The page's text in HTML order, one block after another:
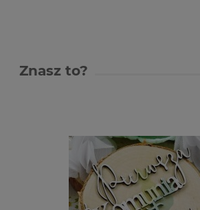
Znasz to?